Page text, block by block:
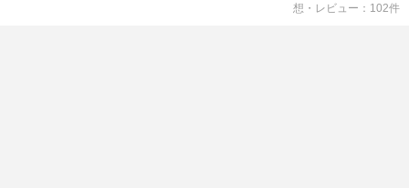
想・レビュー
102件